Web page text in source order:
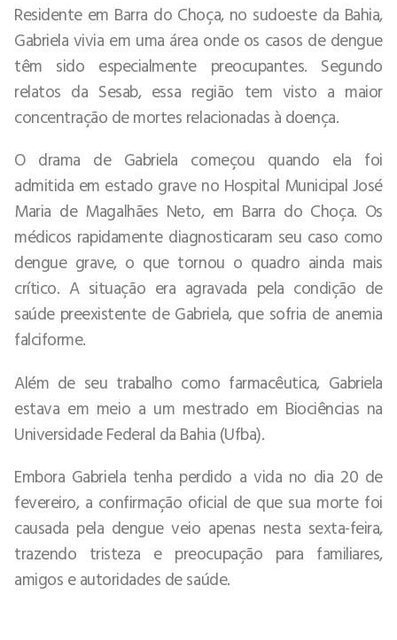
Residente em Barra do Choça, no sudoeste da Bahia,
Gabriela vivia em uma área onde os casos de dengue
têm sido especialmente preocupantes. Segundo
relatos da Sesab, essa região tem visto a maior
concentração de mortes relacionadas à doença.
O drama de Gabriela começou quando ela foi
admitida em estado grave no Hospital Municipal José
Maria de Magalhães Neto, em Barra do Choça. Os
médicos rapidamente diagnosticaram seu caso como
dengue grave, o que tornou o quadro ainda mais
crítico. A situação era agravada pela condição de
saúde preexistente de Gabriela, que sofria de anemia
falciforme.
Além de seu trabalho como farmacêutica, Gabriela
estava em meio a um mestrado em Biociências na
Universidade Federal da Bahia (Ufba).
Embora Gabriela tenha perdido a vida no dia 20 de
fevereiro, a confirmação oficial de que sua morte foi
causada pela dengue veio apenas nesta sexta-feira,
trazendo tristeza e preocupação para familiares,
amigos e autoridades de saúde.